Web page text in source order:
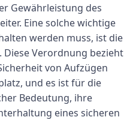
Gewährleistung des
Eine solche wichtige
werden muss, ist die
Diese Verordnung bezieht
von Aufzügen
und es ist für die
Bedeutung, ihre
eines sicheren